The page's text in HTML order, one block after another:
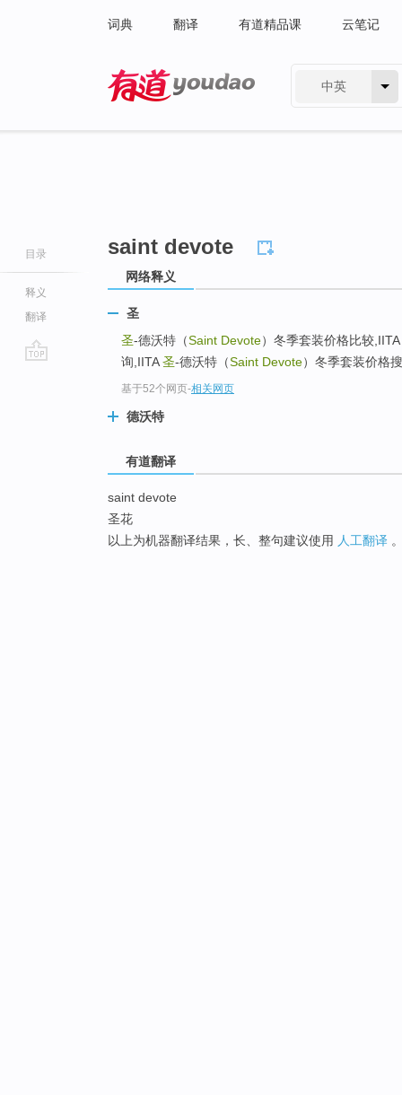
词典 翻译 有道精品课 云笔记
中英
目录
释义
翻译
saint devote
网络释义
圣
圣-德沃特（Saint Devote）冬季套装价格比较,IITA
询,IITA圣-德沃特（Saint Devote）冬季套装价格
基于52个网页-相关网页
德沃特
有道翻译
saint devote
圣花
以上为机器翻译结果，长、整句建议使用 人工翻译